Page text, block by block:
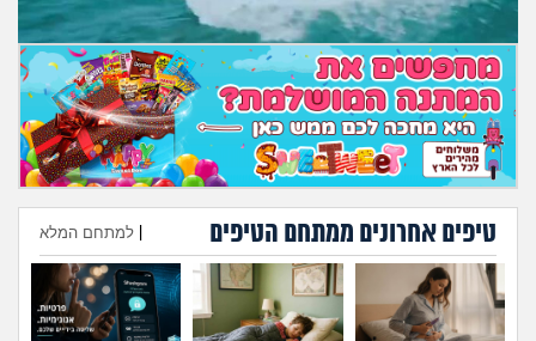
חיות מחמד
יוקר המחיה
גאווה
טיפים אחרונים ממתחם הטיפים למתחם המלא
הוספת טיפ